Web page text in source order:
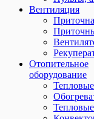
Вентиляция
Отопительное
оборудование